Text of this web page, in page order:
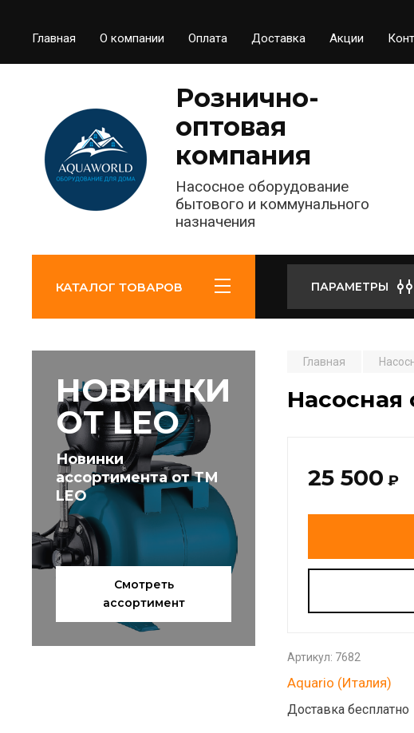
Главная О компании Оплата Доставка Акции
Рознично-
оптовая
компания
Насосное оборудование
бытового и коммунального
назначения
КАТАЛОГ ТОВАРОВ ПАРАМЕТРЫ
НОВИНКИ
ОТ LEO
Новинки
ассортимента от ТМ
LEO
Смотреть
ассортимент
Главная
Насосная
25 500 ₽
Артикул: 7682
Aquario (Италия)
Доставка бесплатно